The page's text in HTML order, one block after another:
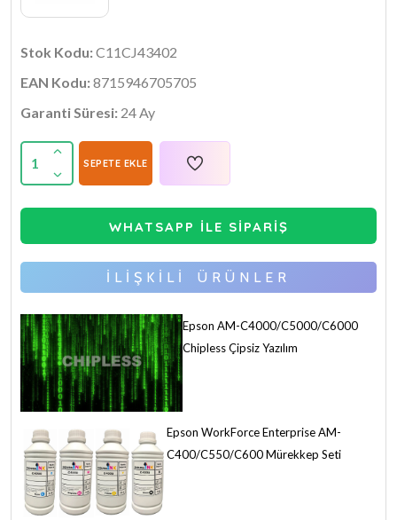
Stok Kodu:C11CJ43402
EAN Kodu:8715946705705
Garanti Süresi: 24 Ay
1 SEPETE EKLE
WHATSAPP İLE SİPARİŞ
İLİŞKİLİ ÜRÜNLER
Epson AM-C4000/C5000/C6000
Chipless Çipsiz Yazılım
Epson WorkForce Enterprise AM-
C400/C550/C600 Mürekkep Seti